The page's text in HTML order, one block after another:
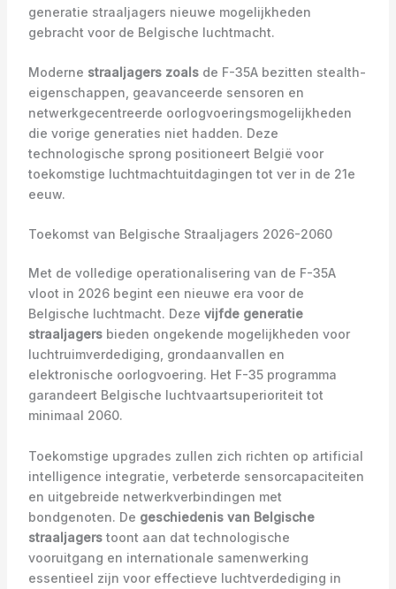
generatie straaljagers nieuwe mogelijkheden
gebracht voor de Belgische luchtmacht.
Moderne straaljagers zoalsde F-35A bezitten stealth-
eigenschappen, geavanceerde sensoren en
netwerkgecentreerde oorlogvoeringsmogelijkheden
die vorige generaties niet hadden. Deze
technologische sprong positioneert België voor
toekomstige luchtmachtuitdagingen tot ver in de 21e
eeuw.
Toekomst van Belgische Straaljagers 2026-2060
Met de volledige operationalisering van de F-35A
vloot in 2026 begint een nieuwe era voor de
Belgische luchtmacht. Deze vijfde generatie
straaljagersbieden ongekende mogelijkheden voor
luchtruimverdediging, grondaanvallen en
elektronische oorlogvoering. Het F-35 programma
garandeert Belgische luchtvaartsuperioriteit tot
minimaal 2060.
Toekomstige upgrades zullen zich richten op artificial
intelligence integratie, verbeterde sensorcapaciteiten
en uitgebreide netwerkverbindingen met
bondgenoten. De geschiedenis van Belgische
straaljagerstoont aan dat technologische
vooruitgang en internationale samenwerking
essentieel zijn voor effectieve luchtverdediging in